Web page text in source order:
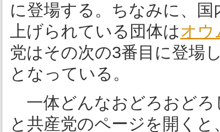
に登場する。ちなみに、
上げられている団体はオウ
党はその次の3番目に登場
となっている。
一体どんなおどろおどろ
と共産党のページを開く